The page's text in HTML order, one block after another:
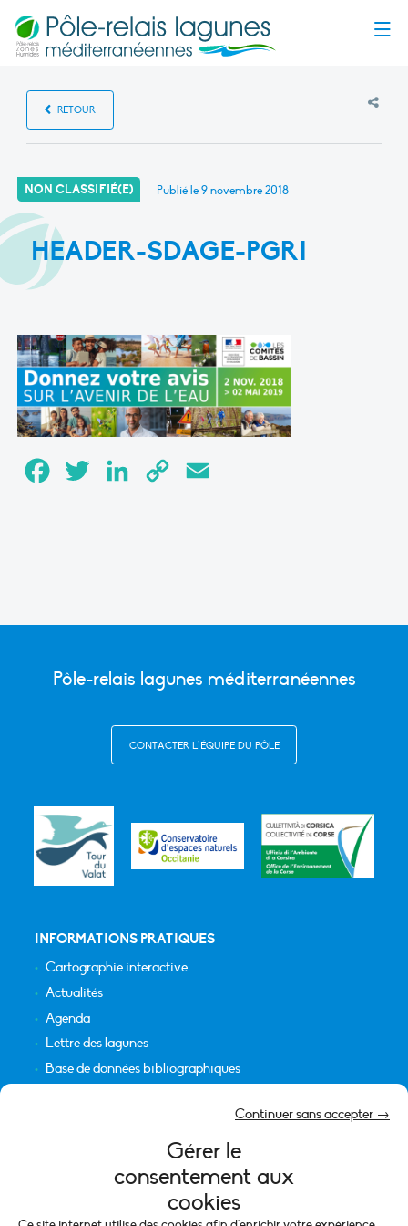
Gérer le
consentement aux
cookies
Continuer sans accepter →
RETOUR
NON CLASSIFIÉ(E) Publié le9 novembre 2018
HEADER-SDAGE-PGRI
FacebookTwitter LinkedInCopy
Pôle-relais lagunes méditerranéennes
CONTACTER L’ÉQUIPE DU PÔLE
INFORMATIONS PRATIQUES
Cartographie interactive
Actualités
Agenda
Lettre des lagunes
Base de données bibliographiques
Mentions légales
Politique de cookies (UE)